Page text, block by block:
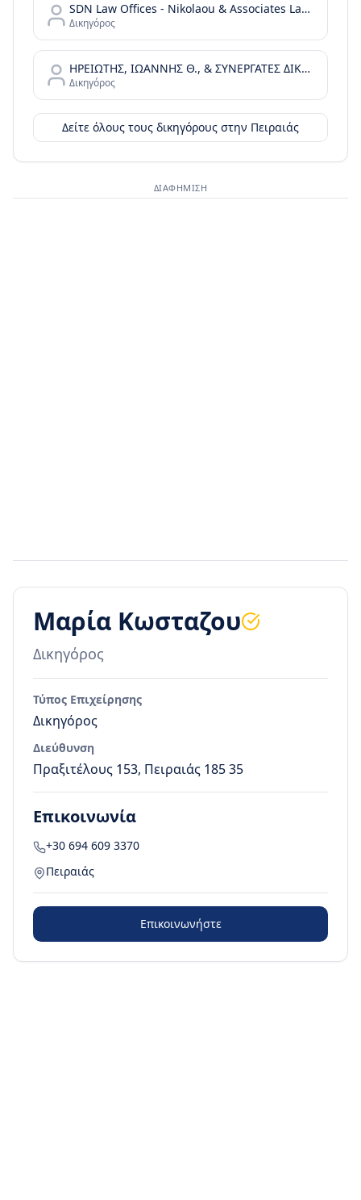
SDN Law Offices - Nikolaou & Associates Law Offices
Δικηγόρος
ΗΡΕΙΩΤΗΣ, ΙΩΑΝΝΗΣ Θ., & ΣΥΝΕΡΓΑΤΕΣ ΔΙΚΗΓΟΡΙΚΗ ΕΤΑΙΡΙΑ
Δικηγόρος
Δείτε όλους τους δικηγόρους στην Πειραιάς
ΔΙΑΦΉΜΙΣΗ
Μαρία Κωσταζου
Δικηγόρος
Τύπος Επιχείρησης
Δικηγόρος
Διεύθυνση
Πραξιτέλους 153, Πειραιάς 185 35
Επικοινωνία
+30 694 609 3370
Πειραιάς
Επικοινωνήστε